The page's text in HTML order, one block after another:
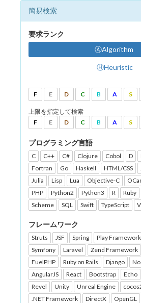
簡易検索
要求ランク
ⒶAlgorithm
ⒽHeuristic
F E D C B A S
上限を指定して検索
F
E D C B A S
プログラミング言語
C C++ C# Clojure Cobol D
Fortran
Go Haskell HTML/CSS
Julia
Lisp Lua Objective-C
PHP
Python2 Python3 R Ruby
Scheme
SQL Swift TypeScript
フレームワーク
Struts JSF Spring Play Framework
Symfony
Laravel Zend Framework
FuelPHP
Ruby on Rails Django
AngularJS
React Bootstrap Echo
Revel
Unity Unreal Engine
.NET Framework
DirectX OpenGL